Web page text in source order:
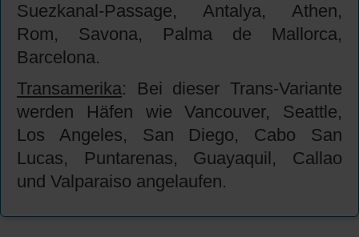
Suezkanal-Passage, Antalya, Athen,
Rom, Savona, Palma de Mallorca,
Barcelona.
Transamerika: Bei dieser Trans-Variante
werden Häfen wie Vancouver, Seattle,
Los Angeles, San Diego, Cabo San
Lucas, Puntarenas, Guayaquil, Callao
und Valparaiso angelaufen.